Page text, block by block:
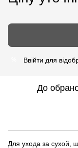
Ввійти для
До
Для ухода за сухой,